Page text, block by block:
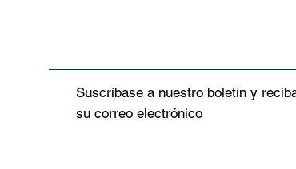
Suscríbase a nuestro boletín y
su correo electrónico